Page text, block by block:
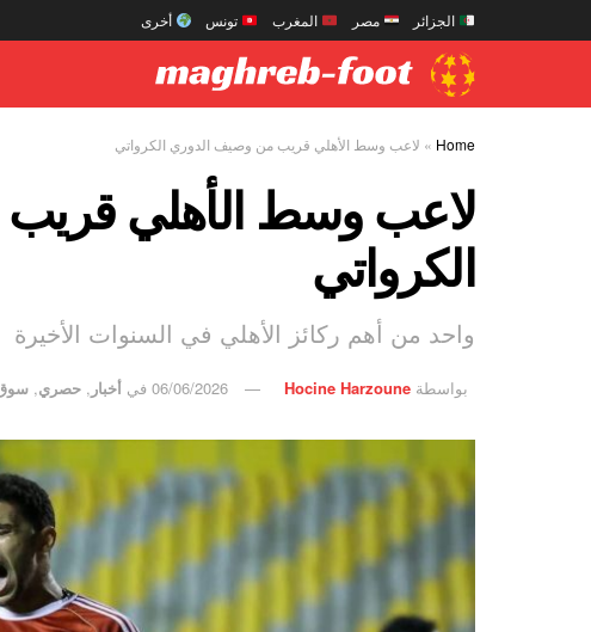
الجزائر مصر المغرب تونس أخرى
Home
» لاعب وسط الأهلي قريب من وصيف الدوري الكرواتي
لاعب وسط الأهلي
الكرواتي
واحد من أهم ركائز الأهلي في السنوات الأخيرة
بواسطة Hocine Harzoune
06/06/2026 في أخبار , حصري, سوق